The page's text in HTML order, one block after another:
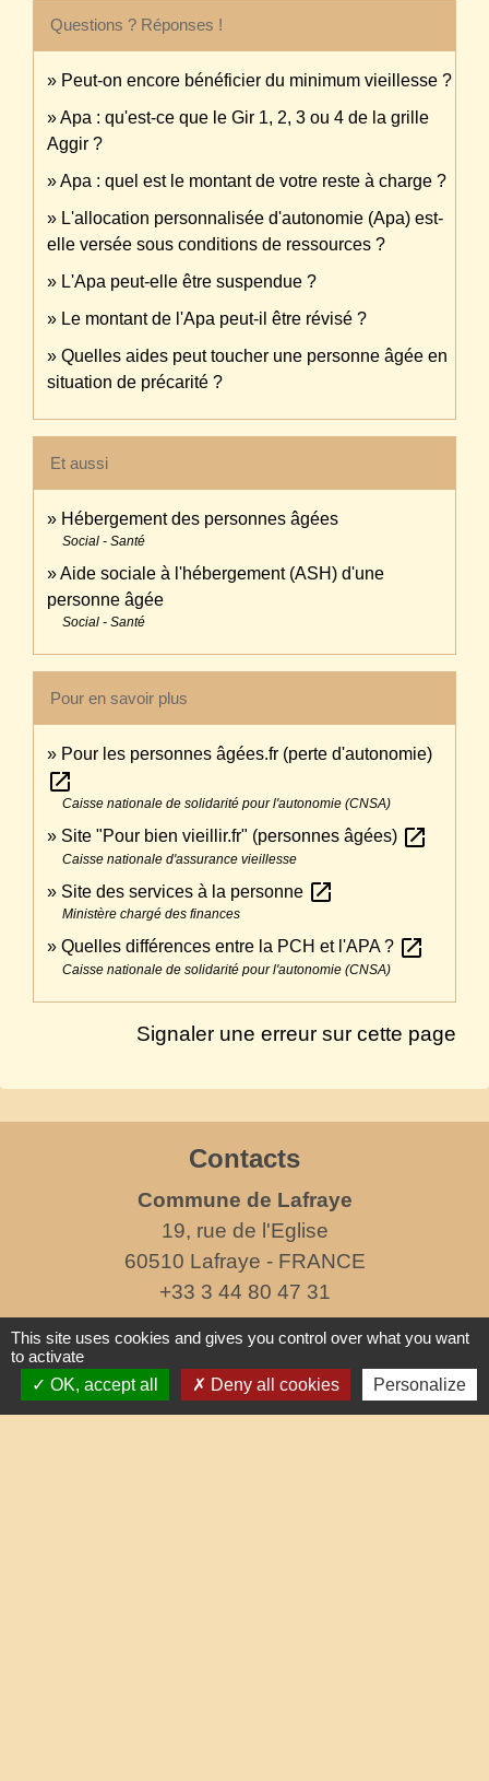
Questions ? Réponses !
Peut-on encore bénéficier du minimum vieillesse ?
Apa : qu'est-ce que le Gir 1, 2, 3 ou 4 de la grille
Aggir ?
Apa : quel est le montant de votre reste à charge ?
L'allocation personnalisée d'autonomie (Apa) est-
elle versée sous conditions de ressources ?
L'Apa peut-elle être suspendue ?
Le montant de l'Apa peut-il être révisé ?
Quelles aides peut toucher une personne âgée en
situation de précarité ?
Et aussi
Hébergement des personnes âgées
Social - Santé
Aide sociale à l'hébergement (ASH) d'une
personne âgée
Social - Santé
Pour en savoir plus
Pour les personnes âgées.fr (perte d'autonomie)
open_in_new
Caisse nationale de solidarité pour l'autonomie (CNSA)
Site "Pour bien vieillir.fr" (personnes âgées) open_in_new
Caisse nationale d'assurance vieillesse
Site des services à la personne open_in_new
Ministère chargé des finances
Quelles différences entre la PCH et l'APA ? open_in_new
Caisse nationale de solidarité pour l'autonomie (CNSA)
Signaler une erreur sur cette page
Contacts
Commune de Lafraye
19, rue de l'Eglise
60510 Lafraye - FRANCE
+33 3 44 80 47 31
Contact par formulaire
horaires d'ouverture au public
le mercredi de 17h à 19h
This site uses cookies and gives you control over what you want
to activate
OK, accept all
Deny all cookies Personalize